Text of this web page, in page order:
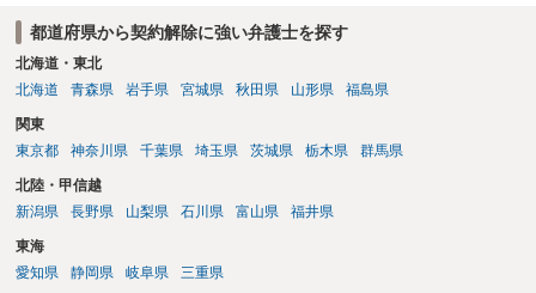
都道府県から契約解除に強い弁護士を探す
北海道・東北
北海道
青森県 岩手県 宮城県 秋田県 山形県 福島県
関東
東京都
神奈川県 千葉県 埼玉県 茨城県 栃木県 群馬県
北陸・甲信越
新潟県
長野県 山梨県 石川県 富山県 福井県
東海
愛知県
静岡県 岐阜県 三重県